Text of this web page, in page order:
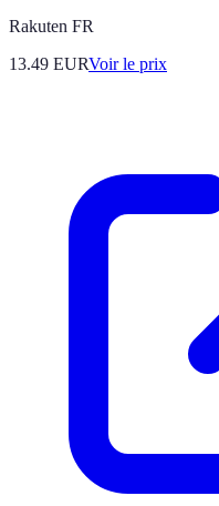
Rakuten FR
13.49 EURVoir le prix